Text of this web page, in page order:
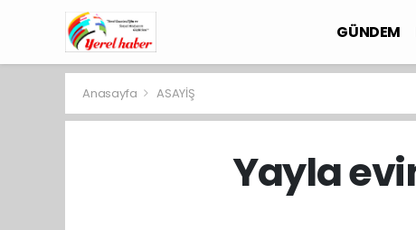
GÜNDEM
Anasayfa ASAYİŞ
Yayla